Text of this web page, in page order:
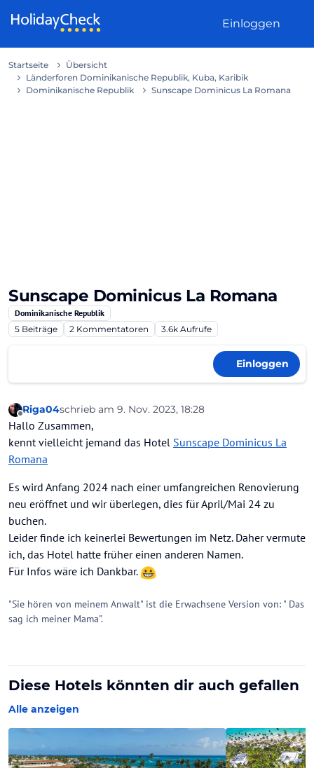
Einloggen
Startseite
Übersicht
Länderforen Dominikanische Republik, Kuba, Karibik
Dominikanische Republik
Sunscape Dominicus La Romana
Sunscape Dominicus La Romana
Dominikanische Republik
5 Beiträge 2 Kommentatoren 3.6k Aufrufe
Einloggen
Offline
Riga04schrieb am 9. Nov. 2023, 18:28
zuletzt editiert von Riga0411. Sept. 2023, 18:29
Hallo Zusammen,
kennt vielleicht jemand das Hotel Sunscape Dominicus La
Romana
Es wird Anfang 2024 nach einer umfangreichen Renovierung
neu eröffnet und wir überlegen, dies für April/Mai 24 zu
buchen.
Leider finde ich keinerlei Bewertungen im Netz. Daher vermute
ich, das Hotel hatte früher einen anderen Namen.
Für Infos wäre ich Dankbar.
"Sie hören von meinem Anwalt" ist die Erwachsene Version von: " Das
sag ich meiner Mama".